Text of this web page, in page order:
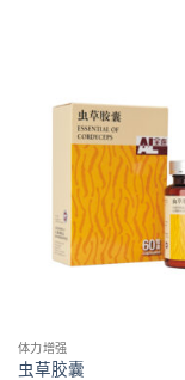
体力增强
虫草胶囊